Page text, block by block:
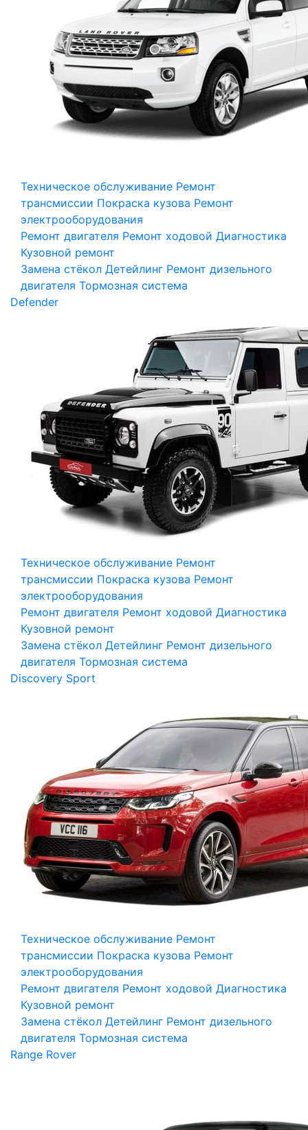
Техническое обслуживание Ремонт
трансмиссии Покраска кузова Ремонт
электрооборудования
Ремонт двигателя Ремонт ходовой Диагностика
Кузовной ремонт
Замена стёкол Детейлинг Ремонт дизельного
двигателя Тормозная система
Defender
Техническое обслуживание Ремонт
трансмиссии Покраска кузова Ремонт
электрооборудования
Ремонт двигателя Ремонт ходовой Диагностика
Кузовной ремонт
Замена стёкол Детейлинг Ремонт дизельного
двигателя Тормозная система
Discovery Sport
Техническое обслуживание Ремонт
трансмиссии Покраска кузова Ремонт
электрооборудования
Ремонт двигателя Ремонт ходовой Диагностика
Кузовной ремонт
Замена стёкол Детейлинг Ремонт дизельного
двигателя Тормозная система
Range Rover